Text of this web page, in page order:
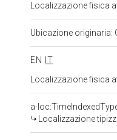
Localizzazione fisica
Ubicazione originaria:
EN
IT
Localizzazione fisica
a-
Localizzazione